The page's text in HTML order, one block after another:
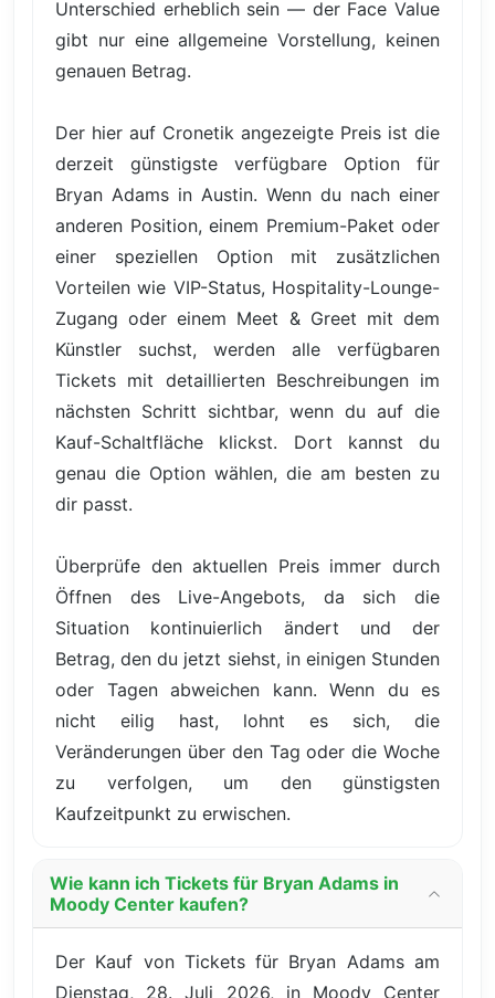
Unterschied erheblich sein — der Face Value
gibt nur eine allgemeine Vorstellung, keinen
genauen Betrag.
Der hier auf Cronetik angezeigte Preis ist die
derzeit günstigste verfügbare Option für
Bryan Adams in Austin. Wenn du nach einer
anderen Position, einem Premium-Paket oder
einer speziellen Option mit zusätzlichen
Vorteilen wie VIP-Status, Hospitality-Lounge-
Zugang oder einem Meet & Greet mit dem
Künstler suchst, werden alle verfügbaren
Tickets mit detaillierten Beschreibungen im
nächsten Schritt sichtbar, wenn du auf die
Kauf-Schaltfläche klickst. Dort kannst du
genau die Option wählen, die am besten zu
dir passt.
Überprüfe den aktuellen Preis immer durch
Öffnen des Live-Angebots, da sich die
Situation kontinuierlich ändert und der
Betrag, den du jetzt siehst, in einigen Stunden
oder Tagen abweichen kann. Wenn du es
nicht eilig hast, lohnt es sich, die
Veränderungen über den Tag oder die Woche
zu verfolgen, um den günstigsten
Kaufzeitpunkt zu erwischen.
Wie kann ich Tickets für Bryan Adams in
Moody Center kaufen?
Der Kauf von Tickets für Bryan Adams am
Dienstag, 28. Juli 2026, in Moody Center